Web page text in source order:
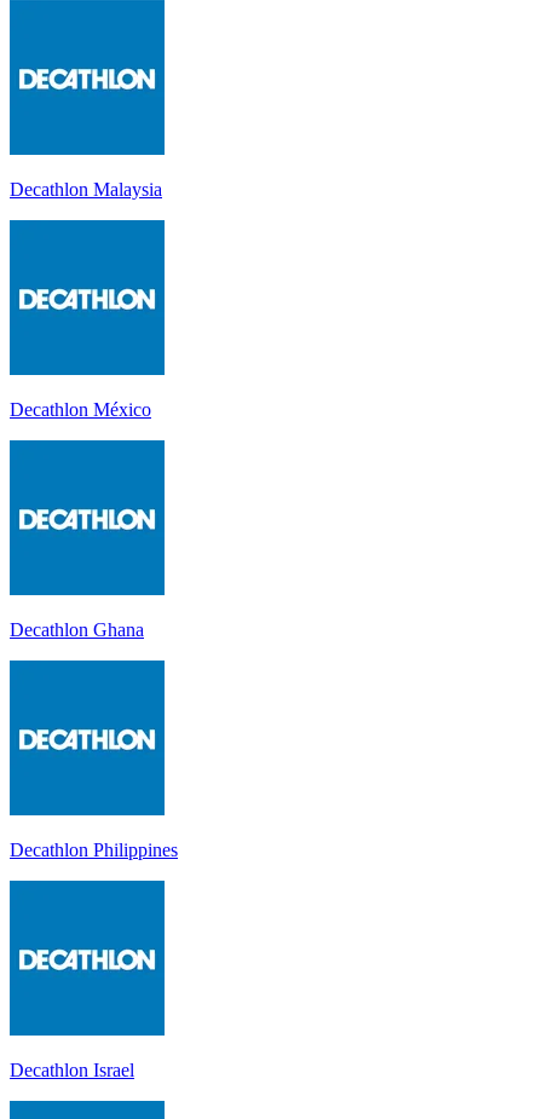
Decathlon Malaysia
Decathlon México
Decathlon Ghana
Decathlon Philippines
Decathlon Israel